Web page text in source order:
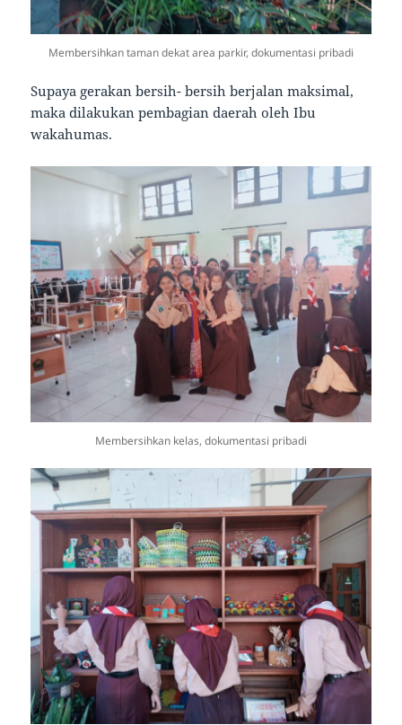
Membersihkan taman dekat area parkir, dokumentasi pribadi
Supaya gerakan bersih- bersih berjalan maksimal,
maka dilakukan pembagian daerah oleh Ibu
wakahumas.
Membersihkan kelas, dokumentasi pribadi